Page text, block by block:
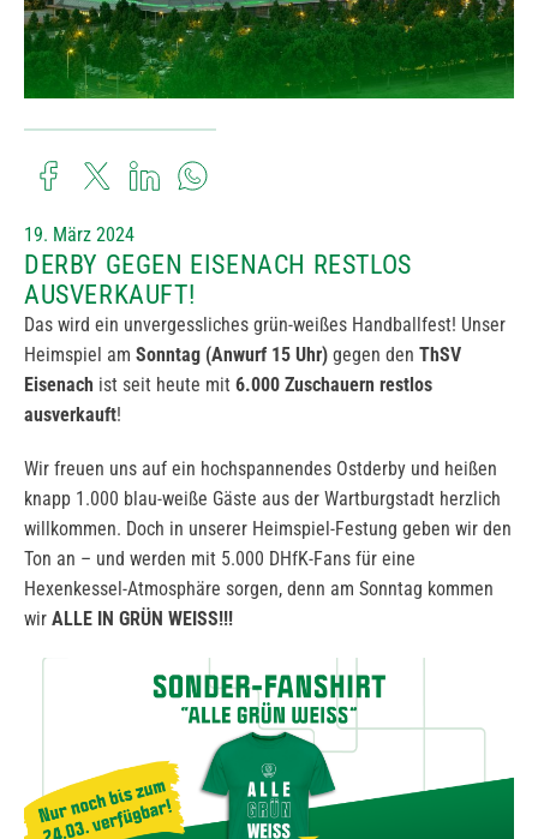
19. März 2024
DERBY GEGEN EISENACH RESTLOS
AUSVERKAUFT!
Das wird ein unvergessliches grün-weißes Handballfest! Unser
Heimspiel am Sonntag (Anwurf 15 Uhr) gegen den ThSV
Eisenach ist seit heute mit 6.000 Zuschauern restlos
ausverkauft!
Wir freuen uns auf ein hochspannendes Ostderby und heißen
knapp 1.000 blau-weiße Gäste aus der Wartburgstadt herzlich
willkommen. Doch in unserer Heimspiel-Festung geben wir den
Ton an – und werden mit 5.000 DHfK-Fans für eine
Hexenkessel-Atmosphäre sorgen, denn am Sonntag kommen
wir ALLE IN GRÜN WEISS!!!